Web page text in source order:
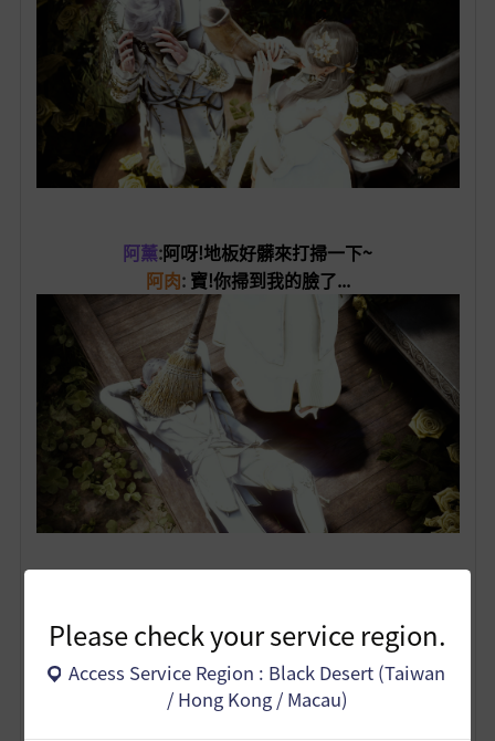
Please check your service region.
Access Service Region : Black Desert (Taiwan
/ Hong Kong / Macau)
阿薰:阿呀!地板好髒來打掃一下~
阿肉: 寶!你掃到我的臉了...
阿薰 :阿肉你看我用鼻孔吹號角厲不厲害!!